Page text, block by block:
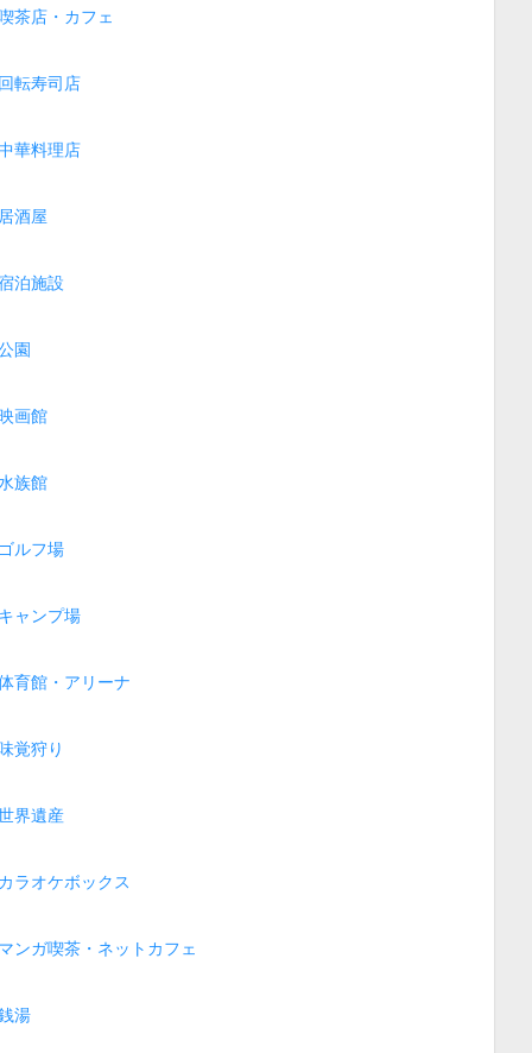
茶店・カフェ
転寿司店
華料理店
酒屋
泊施設
園
画館
族館
ルフ場
ャンプ場
育館・アリーナ
覚狩り
界遺産
ラオケボックス
ンガ喫茶・ネットカフェ
湯